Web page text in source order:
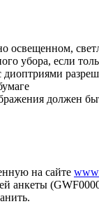
убора, если
должен
на сайте